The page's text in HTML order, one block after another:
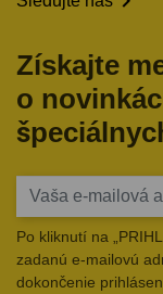
Získajte
o
Po kliknutí na
zadanú e-mailovú
dokončenie